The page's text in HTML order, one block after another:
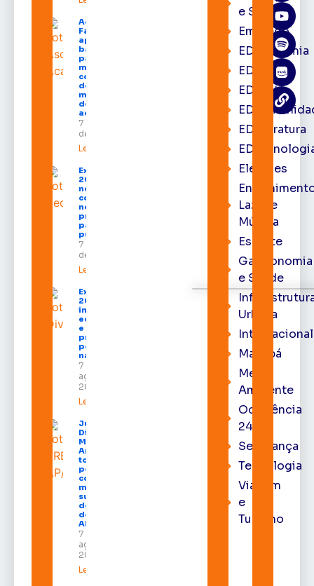
Acácio
Favacho
apresenta
balanço
parcial do
mandato
com mais
de R$ 668
milhões
destinados
ao Amapá
7 de agosto
de 2026
Leia mais »
Expofeira
2026 começa
neste sábado
com shows,
negócios e
programação
para todos os
públicos
7 de agosto
de 2026
Leia mais »
Expofeira
2026
impulsiona
economia
e aumenta
procura
por hotéis
na capital
7 de
agosto de
2026
Leia mais »
Juiz
Diego
Moura de
Araújo
toma
posse
como
membro
substituto
do Pleno
do TRE-
AP
7 de
agosto de
2026
Leia mais »
e Saúde
Emprego
EDacademia
EDbrasília
EDcast
EDliteratura
Eleições
Lazer e
Música
Esporte
Gastronomia
e Saúde
Urbana
Internacional
Macapá
Meio
Ambiente
Ocorrência
24h
Segurança
Tecnologia
Viagem
e
Turismo